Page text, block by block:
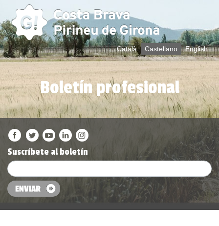
Català Castellano English
Boletín profesional
Suscríbete al boletín